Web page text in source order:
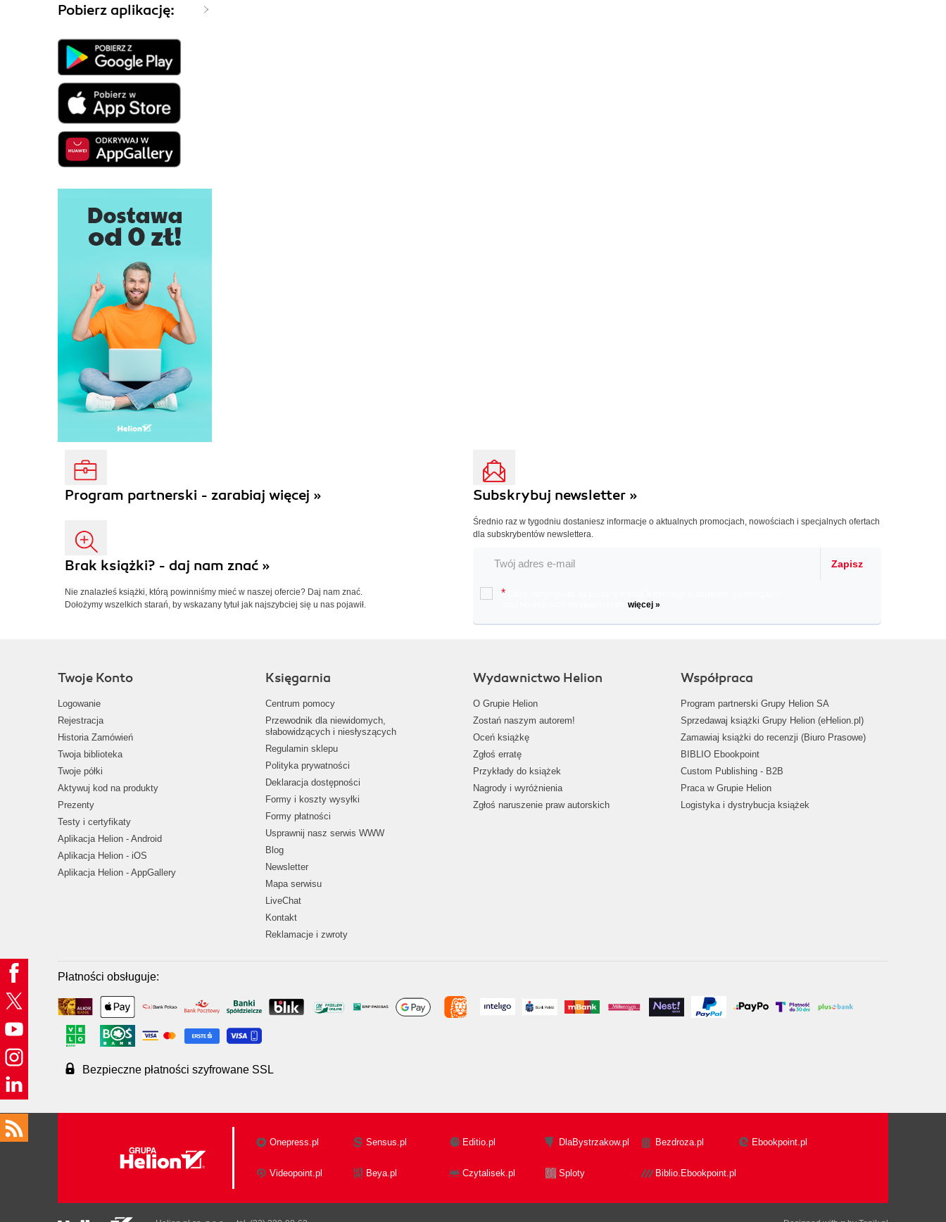
Pobierz aplikację:
Program partnerski - zarabiaj więcej »
Brak książki? - daj nam znać »
Nie znalazłeś książki, którą powinniśmy mieć w naszej ofercie? Daj nam znać.
Dołożymy wszelkich starań, by wskazany tytuł jak najszybciej się u nas pojawił.
Subskrybuj newsletter »
Średnio raz w tygodniu dostaniesz informacje o aktualnych promocjach, nowościach i specjalnych ofertach
dla subskrybentów newslettera.
Zapisz
*
więcej »
Twoje Konto
Logowanie
Rejestracja
Historia Zamówień
Twoja biblioteka
Twoje półki
Aktywuj kod na produkty
Prezenty
Testy i certyfikaty
Aplikacja Helion - Android
Aplikacja Helion - iOS
Aplikacja Helion - AppGallery
Księgarnia
Centrum pomocy
Przewodnik dla niewidomych,
słabowidzących i niesłyszących
Regulamin sklepu
Polityka prywatności
Deklaracja dostępności
Formy i koszty wysyłki
Formy płatności
Usprawnij nasz serwis WWW
Blog
Newsletter
Mapa serwisu
LiveChat
Kontakt
Reklamacje i zwroty
Wydawnictwo Helion
O Grupie Helion
Zostań naszym autorem!
Oceń książkę
Zgłoś erratę
Przykłady do książek
Nagrody i wyróżnienia
Zgłoś naruszenie praw autorskich
Współpraca
Program partnerski Grupy Helion SA
Sprzedawaj książki Grupy Helion (eHelion.pl)
Zamawiaj książki do recenzji (Biuro Prasowe)
BIBLIO Ebookpoint
Custom Publishing - B2B
Praca w Grupie Helion
Logistyka i dystrybucja książek
Płatności obsługuje:
Bezpieczne płatności szyfrowane SSL
Onepress.pl Sensus.pl Editio.pl DlaBystrzakow.pl Bezdroza.pl Ebookpoint.pl
Videopoint.pl Beya.pl Czytalisek.pl Sploty Biblio.Ebookpoint.pl